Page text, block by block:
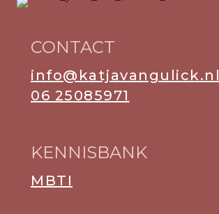
CONTACT
info@katjavangulick.nl
06 25085971
KENNISBANK
MBTI